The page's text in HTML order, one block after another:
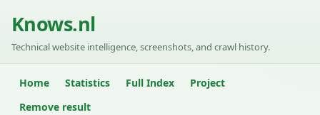
Knows.nl
Technical website intelligence, screenshots, and crawl history.
Home Statistics Full Index
Project
Remove result